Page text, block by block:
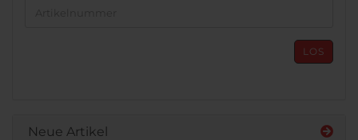
LOS
Neue Artikel